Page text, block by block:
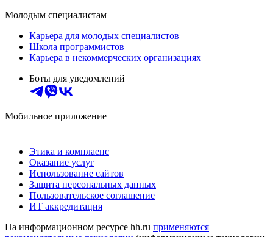
Молодым специалистам
Карьера для молодых специалистов
Школа программистов
Карьера в некоммерческих организациях
Боты для уведомлений
Мобильное приложение
Этика и комплаенс
Оказание услуг
Использование сайтов
Защита персональных данных
Пользовательское соглашение
ИТ аккредитация
На информационном ресурсе hh.ru применяются